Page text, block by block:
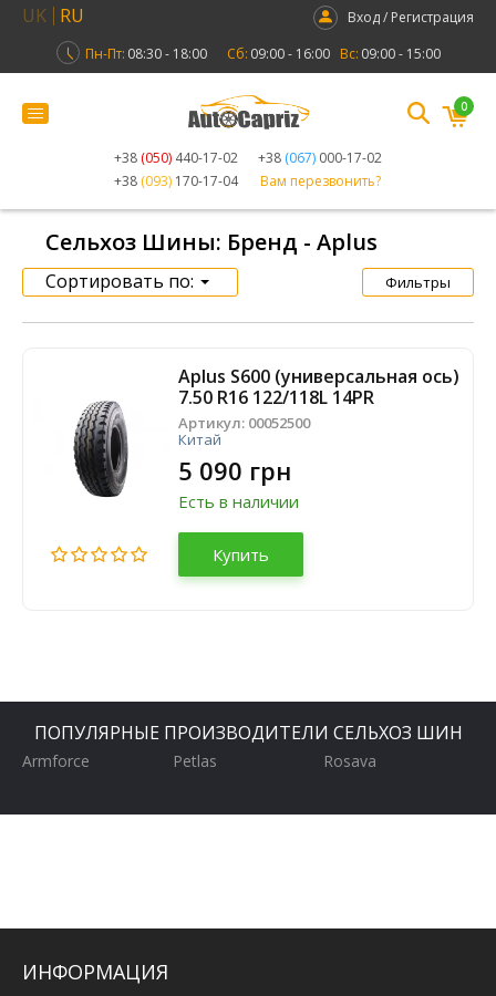
UK RU
Вход / Регистрация
Пн-Пт: 08:30 - 18:00 Сб: 09:00 - 16:00 Вс: 09:00 - 15:00
+38 (050) 440-17-02 +38 (067) 000-17-02
+38 (093) 170-17-04 Вам перезвонить?
0
Сельхоз Шины: Бренд - Aplus
Сортировать по: Фильтры
Aplus S600 (универсальная ось)
7.50 R16 122/118L 14PR
Артикул: 00052500
Китай
5 090 грн
Есть в наличии
Купить
ПОПУЛЯРНЫЕ ПРОИЗВОДИТЕЛИ СЕЛЬХОЗ ШИН
Armforce Petlas Rosava
ИНФОРМАЦИЯ